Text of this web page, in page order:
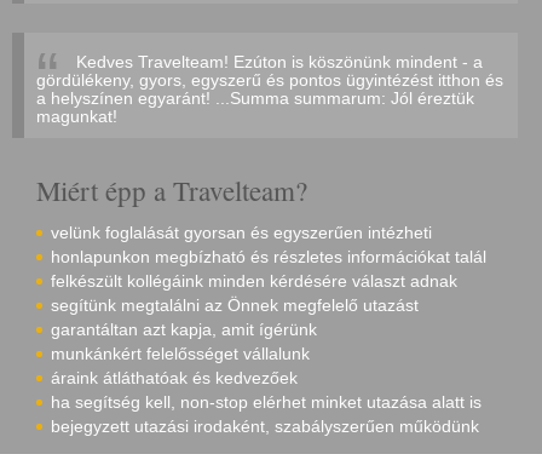
Kedves Travelteam! Ezúton is köszönünk mindent - a
gördülékeny, gyors, egyszerű és pontos ügyintézést itthon és
a helyszínen egyaránt! ...Summa summarum: Jól éreztük
magunkat!
Miért épp a Travelteam?
velünk foglalását gyorsan és egyszerűen intézheti
honlapunkon megbízható és részletes információkat talál
felkészült kollégáink minden kérdésére választ adnak
segítünk megtalálni az Önnek megfelelő utazást
garantáltan azt kapja, amit ígérünk
munkánkért felelősséget vállalunk
áraink átláthatóak és kedvezőek
ha segítség kell, non-stop elérhet minket utazása alatt is
bejegyzett utazási irodaként, szabályszerűen működünk